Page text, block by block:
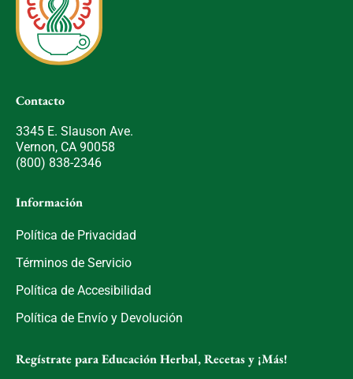
Contacto
3345 E. Slauson Ave.
Vernon, CA 90058
(800) 838-2346
Información
Política de Privacidad
Términos de Servicio
Política de Accesibilidad
Política de Envío y Devolución
Regístrate para Educación Herbal, Recetas y ¡Más!